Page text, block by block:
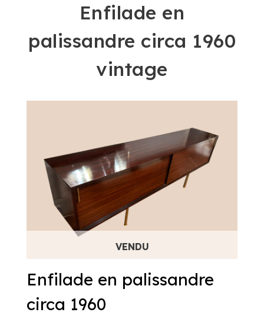
Enfilade en
palissandre circa 1960
vintage
Enfilade en palissandre
circa 1960